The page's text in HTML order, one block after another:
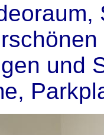
und